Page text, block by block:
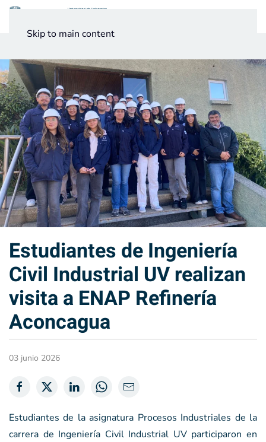
Skip to main content
Estudiantes de Ingeniería
Civil Industrial UV realizan
visita a ENAP Refinería
Aconcagua
03 junio 2026
Estudiantes de la asignatura Procesos Industriales de la
carrera de Ingeniería Civil Industrial UV participaron en